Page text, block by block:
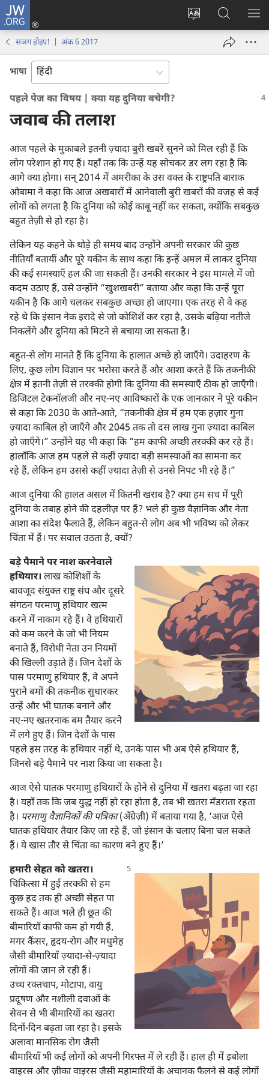
JW.ORG
वेबसाइट
लॉग-
इन
JW.ORG
पर
खोजें
मैन्यू
सजग होइए‍! | अंक 6 2017
भाषा
पहले पेज का विषय | क्या यह दुनिया बचेगी?
जवाब की तलाश
आज पहले के मुकाबले इतनी ज़्यादा बुरी खबरें सुनने को मिल रही हैं कि
लोग परेशान हो गए हैं। यहाँ तक कि उन्हें यह सोचकर डर लग रहा है कि
आगे क्या होगा। सन्‌ 2014 में अमरीका के उस वक्‍त के राष्ट्रपति बाराक
ओबामा ने कहा कि आज अखबारों में आनेवाली बुरी खबरों की वजह से कई
लोगों को लगता है कि दुनिया को कोई काबू नहीं कर सकता, क्योंकि सबकुछ
बहुत तेज़ी से हो रहा है।
लेकिन यह कहने के थोड़े ही समय बाद उन्होंने अपनी सरकार की कुछ
नीतियाँ बतायीं और पूरे यकीन के साथ कहा कि इन्हें अमल में लाकर दुनिया
की कई समस्याएँ हल की जा सकती हैं। उनकी सरकार ने इस मामले में जो
कदम उठाए हैं, उसे उन्होंने “खुशखबरी” बताया और कहा कि उन्हें पूरा
यकीन है कि आगे चलकर सबकुछ अच्छा हो जाएगा। एक तरह से वे कह
रहे थे कि इंसान नेक इरादे से जो कोशिशें कर रहा है, उसके बढ़िया नतीजे
निकलेंगे और दुनिया को मिटने से बचाया जा सकता है।
बहुत-से लोग मानते हैं कि दुनिया के हालात अच्छे हो जाएँगे। उदाहरण के
लिए, कुछ लोग विज्ञान पर भरोसा करते हैं और आशा करते हैं कि तकनीकी
क्षेत्र में इतनी तेज़ी से तरक्की होगी कि दुनिया की समस्याएँ ठीक हो जाएँगी।
डिजिटल टेकनॉलजी और नए-नए आविष्कारों के एक जानकार ने पूरे यकीन
से कहा कि 2030 के आते-आते, “तकनीकी क्षेत्र में हम एक हज़ार गुना
ज़्यादा काबिल हो जाएँगे और 2045 तक तो दस लाख गुना ज़्यादा काबिल
हो जाएँगे।” उन्होंने यह भी कहा कि “हम काफी अच्छी तरक्की कर रहे हैं।
हालाँकि आज हम पहले से कहीं ज़्यादा बड़ी समस्याओं का सामना कर
रहे हैं, लेकिन हम उससे कहीं ज़्यादा तेज़ी से उनसे निपट भी रहे हैं।”
आज दुनिया की हालत असल में कितनी खराब है? क्या हम सच में पूरी
दुनिया के तबाह होने की दहलीज़ पर हैं? भले ही कुछ वैज्ञानिक और नेता
आशा का संदेश फैलाते हैं, लेकिन बहुत-से लोग अब भी भविष्य को लेकर
चिंता में हैं। पर सवाल उठता है, क्यों?
बड़े पैमाने पर नाश करनेवाले
हथियार। लाख कोशिशों के
बावजूद संयुक्‍त राष्ट्र संघ और दूसरे
संगठन परमाणु हथियार खत्म
करने में नाकाम रहे हैं। वे हथियारों
को कम करने के जो भी नियम
बनाते हैं, विरोधी नेता उन नियमों
की खिल्ली उड़ाते हैं। जिन देशों के
पास परमाणु हथियार हैं, वे अपने
पुराने बमों की तकनीक सुधारकर
उन्हें और भी घातक बनाने और
नए-नए खतरनाक बम तैयार करने
में लगे हुए हैं। जिन देशों के पास
पहले इस तरह के हथियार नहीं थे, उनके पास भी अब ऐसे हथियार हैं,
जिनसे बड़े पैमाने पर नाश किया जा सकता है।
आज ऐसे घातक परमाणु हथियारों के होने से दुनिया में खतरा बढ़ता जा रहा
है। यहाँ तक कि जब युद्ध नहीं हो रहा होता है, तब भी खतरा मँडराता रहता
है। परमाणु वैज्ञानिकों की पत्रिका(अँग्रेज़ी) में बताया गया है, ‘आज ऐसे
घातक हथियार तैयार किए जा रहे हैं, जो इंसान के चलाए बिना चल सकते
हैं। ये खास तौर से चिंता का कारण बने हुए हैं।’
हमारी सेहत को खतरा।
चिकित्सा में हुई तरक्की से हम
कुछ हद तक ही अच्छी सेहत पा
सकते हैं। आज भले ही छूत की
बीमारियाँ काफी कम हो गयी हैं,
मगर कैंसर, हृदय-रोग और मधुमेह
जैसी बीमारियाँ ज़्यादा-से-ज़्यादा
लोगों की जान ले रही हैं।
उच्च रक्‍तचाप, मोटापा, वायु
प्रदूषण और नशीली दवाओं के
सेवन से भी बीमारियों का खतरा
दिनों-दिन बढ़ता जा रहा है। इसके
अलावा मानसिक रोग जैसी
बीमारियाँ भी कई लोगों को अपनी गिरफ्त में ले रही हैं। हाल ही में इबोला
वाइरस और ज़ीका वाइरस जैसी महामारियों के अचानक फैलने से कई लोगों